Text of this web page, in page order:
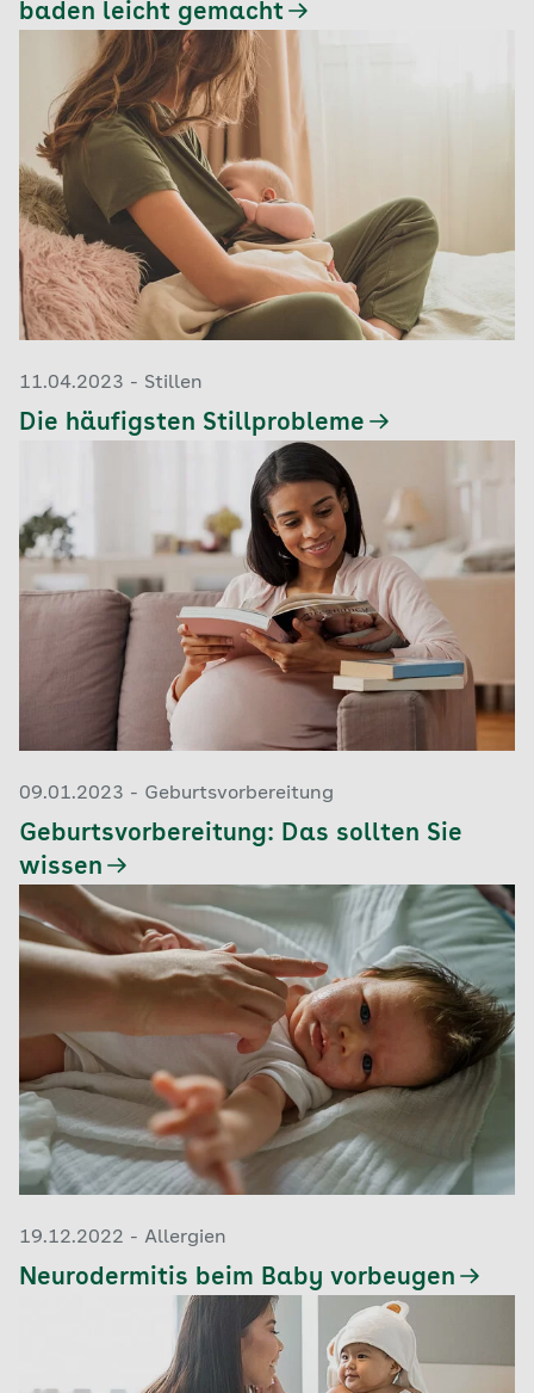
baden leicht gemacht
11.04.2023 - Stillen
Die häufigsten Stillprobleme
09.01.2023 - Geburtsvorbereitung
Geburtsvorbereitung: Das sollten Sie
wissen
19.12.2022 - Allergien
Neurodermitis beim Baby vorbeugen